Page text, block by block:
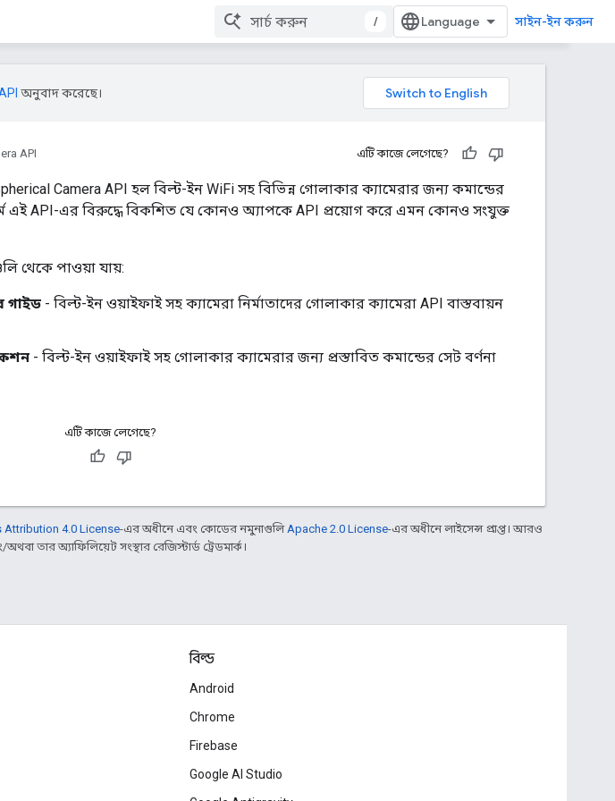
/ সাইন-ইন করুন
অনুবাদ করেছে।
API এটি কাজে লেগেছে?
Camera API হল বিল্ট-ইন WiFi সহ বিভিন্ন গোলাকার ক্যামেরার জন্য কমান্ডের
এই API-এর বিরুদ্ধে বিকশিত যে কোনও অ্যাপকে API প্রয়োগ করে এমন কোনও সংযুক্ত
থেকে পাওয়া যায়:
গাইড - বিল্ট-ইন ওয়াইফাই সহ ক্যামেরা নির্মাতাদের গোলাকার ক্যামেরা API বাস্তবায়ন
- বিল্ট-ইন ওয়াইফাই সহ গোলাকার ক্যামেরার জন্য প্রস্তাবিত কমান্ডের সেট বর্ণনা
এটি কাজে লেগেছে?
Attribution 4.0 License-এর অধীনে এবং কোডের নমুনাগুলিApache 2.0 License-এর অধীনে লাইসেন্স প্রাপ্ত। আরও
তার অ্যাফিলিয়েট সংস্থার রেজিস্টার্ড ট্রেডমার্ক।
বিল্ড
Android
Chrome
Firebase
Google AI Studio